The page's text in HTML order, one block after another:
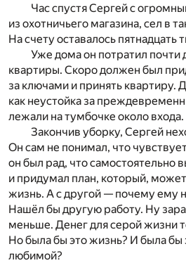
Час спустя Сергей с
из охотничьего магазина, сел в
На счету оставалось пятнадцать
Уже дома он потратил почти
квартиры. Скоро должен был
за ключами и принять квартиру.
как неустойка за
лежали на тумбочке около
Закончив уборку, Сергей
Он сам не понимал, что
он был рад, что самостоятельно
и придумал план, который,
жизнь. А с другой — почему ему
Нашёл бы другую работу. Ну
меньше. Денег для серой жизни
Но была бы это жизнь? И была бы
любимой?